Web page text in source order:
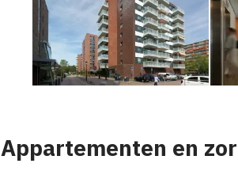
Appartementen en